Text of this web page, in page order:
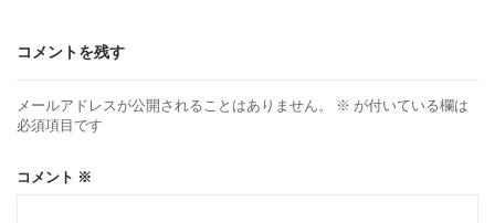
コメントを残す
メールアドレスが公開されることはありません。 ※ が付いている欄は
必須項目です
コメント ※